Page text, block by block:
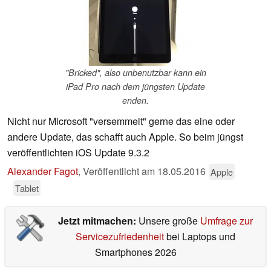
"Bricked", also unbenutzbar kann ein
iPad Pro nach dem jüngsten Update
enden.
Nicht nur Microsoft "versemmelt" gerne das eine oder
andere Update, das schafft auch Apple. So beim jüngst
veröffentlichten iOS Update 9.3.2
Alexander Fagot, Veröffentlicht am 18.05.2016 Apple
Tablet
Jetzt mitmachen: Unsere große Umfrage zur
Servicezufriedenheitbei Laptops und
Smartphones 2026